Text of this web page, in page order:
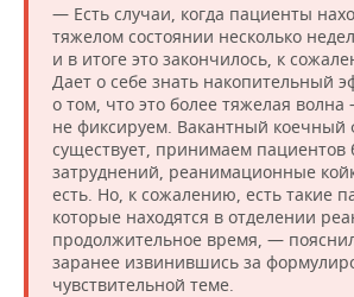
— Есть случаи, когда пациенты
тяжелом состоянии несколько
и в итоге это закончилось, к
Дает о себе знать накопительный
о том, что это более тяжелая
не фиксируем. Вакантный коечный
существует, принимаем пациентов
затруднений, реанимационные
есть. Но, к сожалению, есть такие
которые находятся в отделении
продолжительное время, —
заранее извинившись за
чувствительной теме.